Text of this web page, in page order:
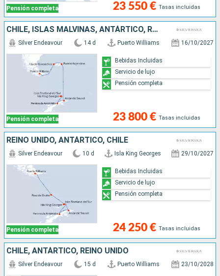
Pensión completa 23 550 € Tasas incluidas
CHILE, ISLAS MALVINAS, ANTÁRTICO, REINO UNIDO
Pensión completa
Silver Endeavour 14 d Puerto Williams 16/10/2027
23 800 € Tasas incluidas
Bebidas Incluidas
Servicio de lujo
Pensión completa
REINO UNIDO, ANTÁRTICO, CHILE
Pensión completa
Silver Endeavour 10 d Isla King Georges 29/10/2027
24 250 € Tasas incluidas
Bebidas Incluidas
Servicio de lujo
Pensión completa
CHILE, ANTÁRTICO, REINO UNIDO
Silver Endeavour 15 d Puerto Williams 23/10/2028